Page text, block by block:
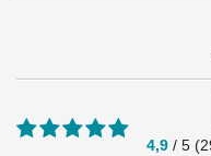
4,9 / 5 (